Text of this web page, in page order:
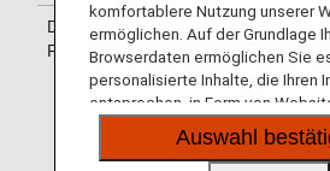
Durchführende
Fluggesellschaft
Einige der Flüge
Codeshare-
Scandinavian
werden, darunter
OÜ dba Xfly, SAS
Connect, Jettime
komfortablere Nutzung unserer
ermöglichen. Auf der Grundlage
Browserdaten ermöglichen Sie
personalisierte Inhalte, die Ihren
entsprechen, in Form von
sozialen Medien und Werbung
Auswahl